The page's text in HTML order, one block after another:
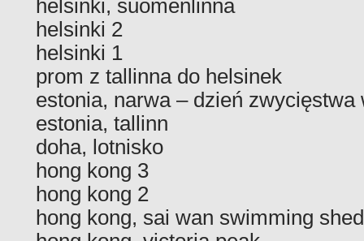
helsinki, suomenlinna
helsinki 2
helsinki 1
prom z tallinna do helsinek
estonia, narwa – dzień zwycięstwa
estonia, tallinn
doha, lotnisko
hong kong 3
hong kong 2
hong kong, sai wan swimming shed